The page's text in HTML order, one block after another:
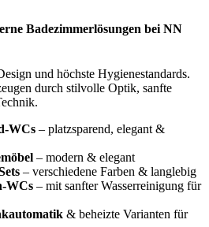
Badezimmerlösungen bei NN
und höchste Hygienestandards.
durch stilvolle Optik, sanfte
WCs – platzsparend, elegant &
– modern & elegant
– verschiedene Farben & langlebig
WCs – mit sanfter Wasserreinigung für
& beheizte Varianten für